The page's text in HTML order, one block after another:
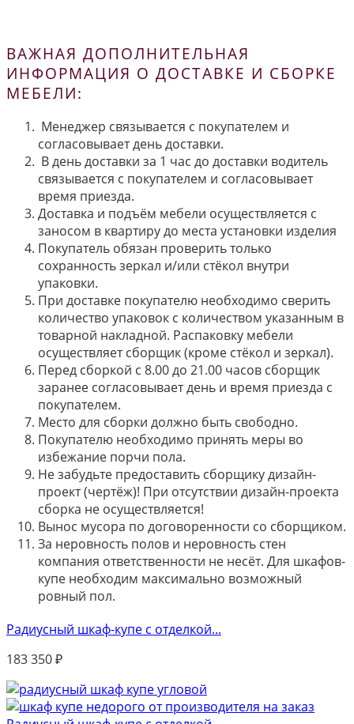
ВАЖНАЯ ДОПОЛНИТЕЛЬНАЯ
ИНФОРМАЦИЯ О ДОСТАВКЕ И СБОРКЕ
МЕБЕЛИ:
Менеджер связывается с покупателем и
согласовывает день доставки.
В день доставки за 1 час до доставки водитель
связывается с покупателем и согласовывает
время приезда.
Доставка и подъём мебели осуществляется с
заносом в квартиру до места установки изделия
Покупатель обязан проверить только
сохранность зеркал и/или стёкол внутри
упаковки.
При доставке покупателю необходимо сверить
количество упаковок с количеством указанным в
товарной накладной. Распаковку мебели
осуществляет сборщик (кроме стёкол и зеркал).
Перед сборкой с 8.00 до 21.00 часов сборщик
заранее согласовывает день и время приезда с
покупателем.
Место для сборки должно быть свободно.
Покупателю необходимо принять меры во
избежание порчи пола.
Не забудьте предоставить сборщику дизайн-
проект (чертёж)! При отсутствии дизайн-проекта
сборка не осуществляется!
Вынос мусора по договоренности со сборщиком.
За неровность полов и неровность стен
компания ответственности не несёт. Для шкафов-
купе необходим максимально возможный
ровный пол.
Радиусный шкаф-купе с отделкой...
183 350₽